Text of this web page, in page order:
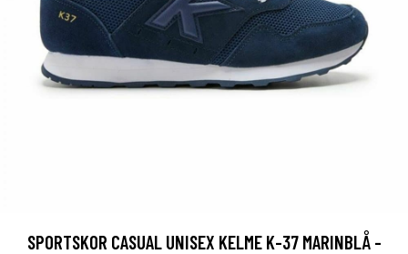
SPORTSKOR CASUAL UNISEX KELME K-37 MARINBLÅ -